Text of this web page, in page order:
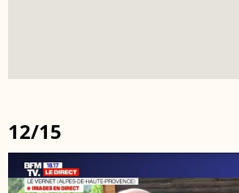
12/15